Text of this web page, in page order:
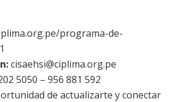
programa-de-
cisaehsi@ciplima.org.pe
5050 – 956 881 592
de actualizarte y conectar